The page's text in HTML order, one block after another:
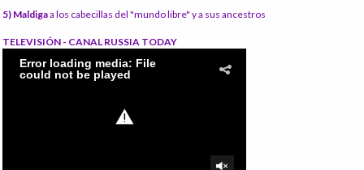
5) Maldigaa los cabecillas del "mundo libre" y a sus ancestros
TELEVISIÓN - CANAL RUSSIA TODAY